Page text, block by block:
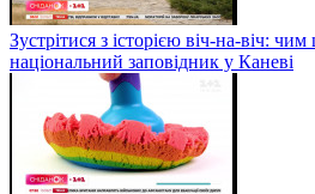
Зустрітися з історією віч-на-віч:
національний заповідник у Каневі